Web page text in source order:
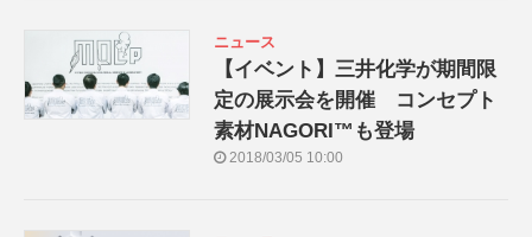
ニュース
【イベント】三井化学が期間限
定の展示会を開催 コンセプト
素材NAGORI™も登場
2018/03/05 10:00